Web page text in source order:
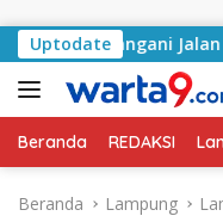
Uptodate
Tangani Jalan RA
Beranda REDAKSI
Beranda Lampung